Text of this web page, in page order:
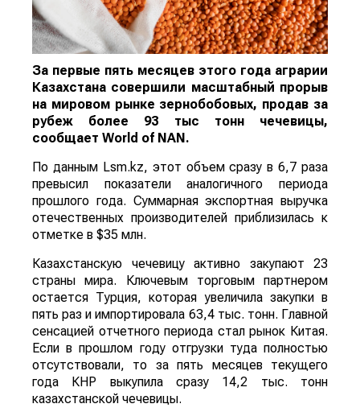
За первые пять месяцев этого года аграрии
Казахстана совершили масштабный прорыв
на мировом рынке зернобобовых, продав за
рубеж более 93 тыс тонн чечевицы,
сообщает World of NAN .
По данным Lsm.kz, этот объем сразу в 6,7 раза
превысил показатели аналогичного периода
прошлого года. Суммарная экспортная выручка
отечественных производителей приблизилась к
отметке в $35 млн.
Казахстанскую чечевицу активно закупают 23
страны мира. Ключевым торговым партнером
остается Турция, которая увеличила закупки в
пять раз и импортировала 63,4 тыс. тонн. Главной
сенсацией отчетного периода стал рынок Китая.
Если в прошлом году отгрузки туда полностью
отсутствовали, то за пять месяцев текущего
года КНР выкупила сразу 14,2 тыс. тонн
казахстанской чечевицы.